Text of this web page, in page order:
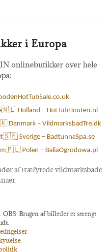
i Europa
onlinebutikker over hele
🇳🇱 Holland – HotTubHouten.nl
Danmark – VildmarksbadTre.dk
🇸🇪 Sverige – BadtunnaSpa.se
🇵🇱 Polen – BaliaOgrodowa.pl
af træfyrede vildmarksbade
Brugen af billeder er strengt